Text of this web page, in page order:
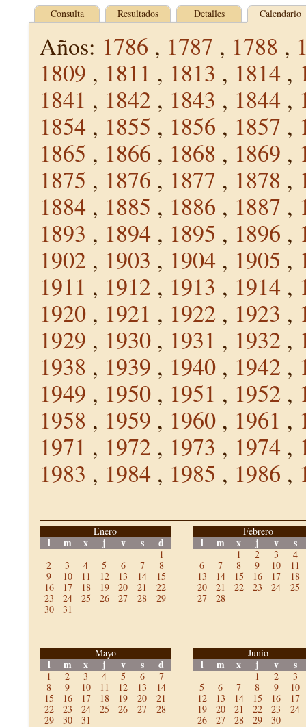
Consulta Resultados Detalles Calendario
Años: 1786 , 1787 , 1788 ,
1809 , 1811 , 1813 , 1814 ,
1841 , 1842 , 1843 , 1844 ,
1854 , 1855 , 1856 , 1857 ,
1865 , 1866 , 1868 , 1869 ,
1875 , 1876 , 1877 , 1878 ,
1884 , 1885 , 1886 , 1887 ,
1893 , 1894 , 1895 , 1896 ,
1902 , 1903 , 1904 , 1905 ,
1911 , 1912 , 1913 , 1914 ,
1920 , 1921 , 1922 , 1923 ,
1929 , 1930 , 1931 , 1932 ,
1938 , 1939 , 1940 , 1942 ,
1949 , 1950 , 1951 , 1952 ,
1958 , 1959 , 1960 , 1961 ,
1971 , 1972 , 1973 , 1974 ,
1983 , 1984 , 1985 , 1986 ,
Enero
l m x j v s d
1
2
3 4 5 6 7
8
9
10 11 12 13 14
15
16
17 18 19 20 21
22
23
24 25 26 27 28
29
30
31
Febrero
l m x j v s
1 2 3
4
6
7 8 9 10
11
13
14 15 16 17
18
20
21 22 23 24
25
27
28
Mayo
l m x j v s d
1 2 3 4 5 6
7
8
9 10 11 12 13
14
15
16 17 18 19 20
21
22
23 24 25 26 27
28
29
30 31
Junio
l m x j v s
1 2
3
5
6 7 8 9
10
12
13 14 15 16
17
19
20 21 22 23
24
26
27 28 29 30